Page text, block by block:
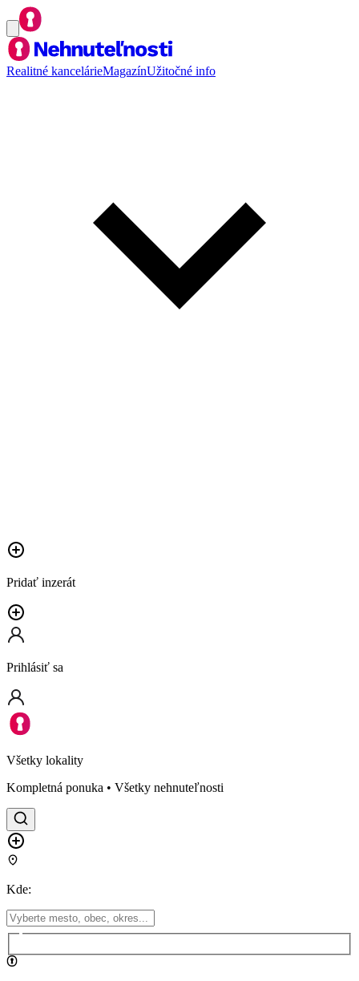
Realitné kancelárieMagazínUžitočné info
Pridať inzerát
Prihlásiť sa
Všetky lokality
Kompletná ponuka • Všetky nehnuteľnosti
Kde: